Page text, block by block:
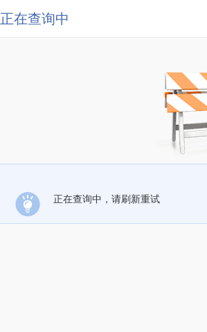
正在查询中
正在查询中，请刷新重试